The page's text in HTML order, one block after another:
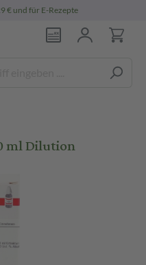
€ und für E-Rezepte
ml Dilution